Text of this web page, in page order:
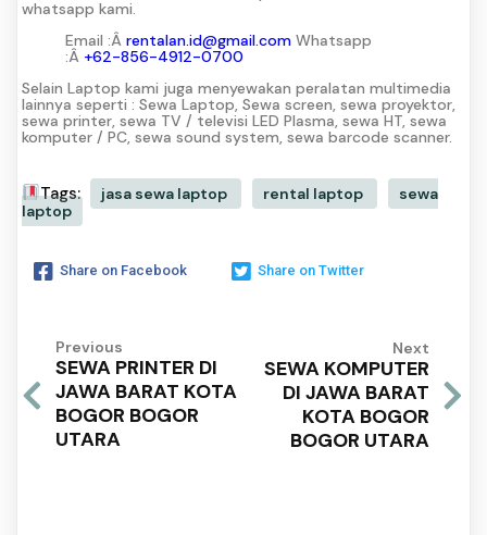
whatsapp kami.
Email :Â rentalan.id@gmail.com Whatsapp
:Â +62-856-4912-0700
Selain Laptop kami juga menyewakan peralatan multimedia
lainnya seperti : Sewa Laptop, Sewa screen, sewa proyektor,
sewa printer, sewa TV / televisi LED Plasma, sewa HT, sewa
komputer / PC, sewa sound system, sewa barcode scanner.
Tags: jasa sewa laptop rental laptop
sewa
laptop
Share on Facebook Share on Twitter
Previous
SEWA PRINTER DI
JAWA BARAT KOTA
BOGOR BOGOR
UTARA
Next
SEWA KOMPUTER
DI JAWA BARAT
KOTA BOGOR
BOGOR UTARA